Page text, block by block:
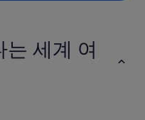
세계 여